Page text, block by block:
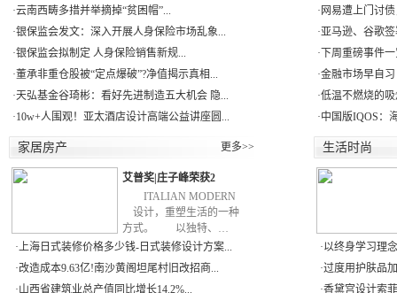
·云南西畴多措并举摘掉“贫困帽”...
·银保监会发文：深入开展人身保险市场乱象...
·银保监会拟制定 人身保险销售新规...
·董承非重仓股被“定点爆破”?净值揭示真相...
·天弘基金谷琦彬：看好先进制造五大机会 隐...
·10w+人围观！亚太酒店设计高端公益讲座圆...
· 网易遭上门讨
·亚马逊、谷歌
· 下周重磅事件
·金融市场早自
·低温不燃烧的
·中国版IQOS：
家居房产 更多>>
艾普奖|庄子峰荣获2
ITALIAN MODERN
设计，重塑生活的一种
方式。 以独特、…
·上海日式装修价格多少钱-日式装修设计方案...
·改造成本9.63亿!南沙黄阁坦尾村旧改招商...
·山西省建筑业总产值同比增长14.2%...
生活时尚
·以终身学习理
·过度用护肤品
·香黛宫设计索